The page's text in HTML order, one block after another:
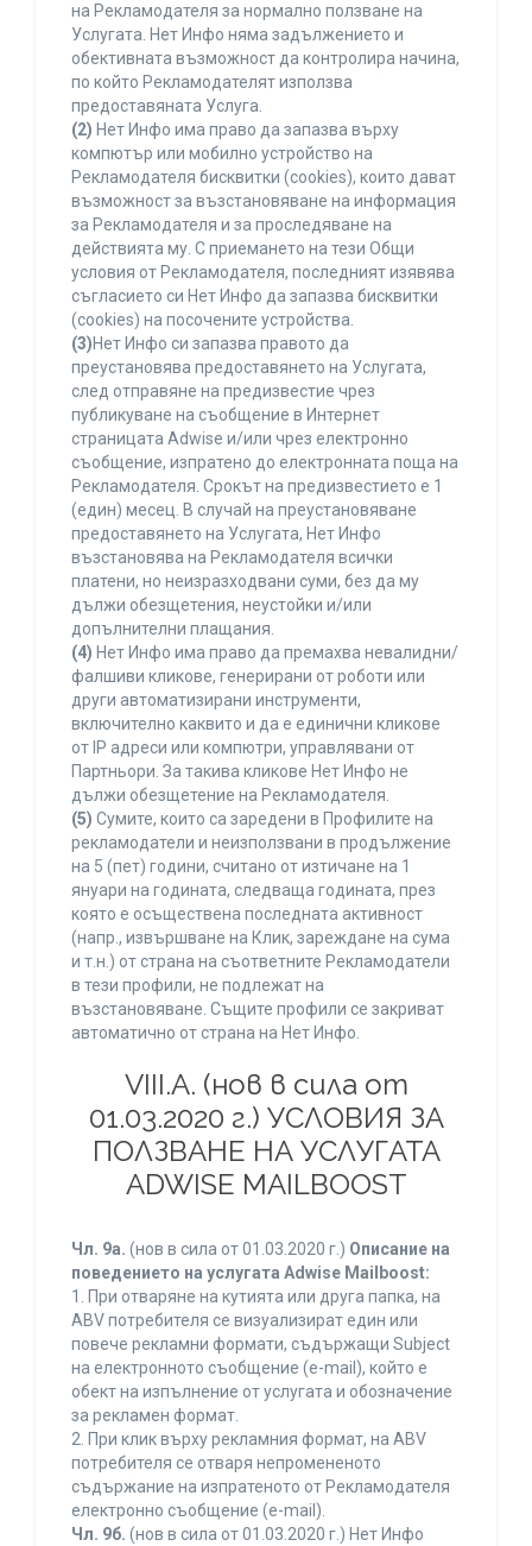
на Рекламодателя за нормално ползване на
Услугата. Нет Инфо няма задължението и
обективната възможност да контролира начина,
по който Рекламодателят използва
предоставяната Услуга.
(2) Нет Инфо има право да запазва върху
компютър или мобилно устройство на
Рекламодателя бисквитки (cookies), които дават
възможност за възстановяване на информация
за Рекламодателя и за проследяване на
действията му. С приемането на тези Общи
условия от Рекламодателя, последният изявява
съгласието си Нет Инфо да запазва бисквитки
(cookies) на посочените устройства.
(3)Нет Инфо си запазва правото да
преустановява предоставянето на Услугата,
след отправяне на предизвестие чрез
публикуване на съобщение в Интернет
страницата Adwise и/или чрез електронно
съобщение, изпратено до електронната поща на
Рекламодателя. Срокът на предизвестието е 1
(един) месец. В случай на преустановяване
предоставянето на Услугата, Нет Инфо
възстановява на Рекламодателя всички
платени, но неизразходвани суми, без да му
дължи обезщетения, неустойки и/или
допълнителни плащания.
(4) Нет Инфо има право да премахва невалидни/
фалшиви кликове, генерирани от роботи или
други автоматизирани инструменти,
включително каквито и да е единични кликове
от IP адреси или компютри, управлявани от
Партньори. За такива кликове Нет Инфо не
дължи обезщетение на Рекламодателя.
(5) Сумите, които са заредени в Профилите на
рекламодатели и неизползвани в продължение
на 5 (пет) години, считано от изтичане на 1
януари на годината, следваща годината, през
която е осъществена последната активност
(напр., извършване на Клик, зареждане на сума
и т.н.) от страна на съответните Рекламодатели
в тези профили, не подлежат на
възстановяване. Същите профили се закриват
автоматично от страна на Нет Инфо.
VIII.A. (нов в сила от
01.03.2020 г.) УСЛОВИЯ ЗА
ПОЛЗВАНЕ НА УСЛУГАТА
ADWISE MAILBOOST
Чл. 9а. (нов в сила от 01.03.2020 г.) Описание на
поведението на услугата Adwise Mailboost:
1. При отваряне на кутията или друга папка, на
ABV потребителя се визуализират един или
повече рекламни формати, съдържащи Subject
на електронното съобщение (e-mail), който е
обект на изпълнение от услугата и обозначение
за рекламен формат.
2. При клик върху рекламния формат, на ABV
потребителя се отваря непромененото
съдържание на изпратеното от Рекламодателя
електронно съобщение (e-mail).
Чл. 9б. (нов в сила от 01.03.2020 г.) Нет Инфо